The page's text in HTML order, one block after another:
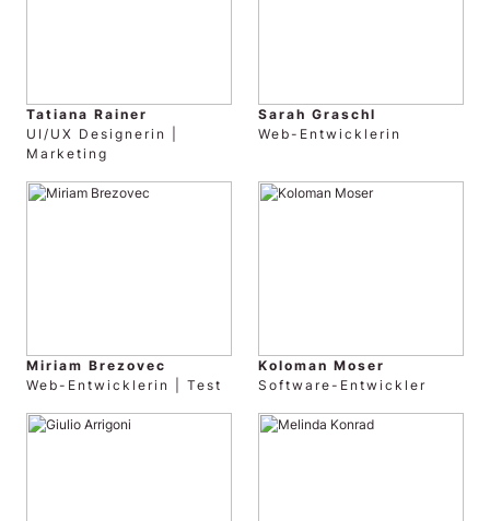
Tatiana Rainer
UI/UX Designerin |
Marketing
Sarah Graschl
Web-Entwicklerin
Miriam Brezovec
Web-Entwicklerin | Test
Koloman Moser
Software-Entwickler